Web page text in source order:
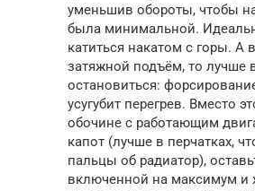
уменьшив обороты, чтобы
была минимальной.
катиться накатом с горы. А
затяжной подъём, то лучше
остановиться:
усугубит перегрев. Вместо
обочине с работающим
капот (лучше в перчатках,
пальцы об радиатор),
включенной на максимум и